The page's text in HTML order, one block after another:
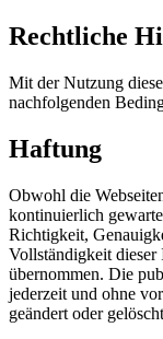
Rechtliche
Mit der Nutzung
nachfolgenden
Haftung
Obwohl die
kontinuierlich
Richtigkeit,
Vollständigkeit
übernommen. Die
jederzeit und ohne
geändert oder